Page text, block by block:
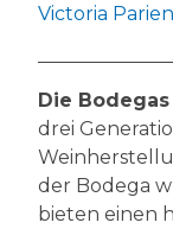
Victoria
Die
drei
der Bodega
bieten einen